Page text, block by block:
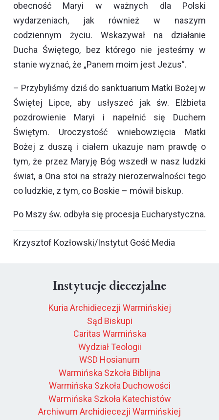
obecność Maryi w ważnych dla Polski
wydarzeniach, jak również w naszym
codziennym życiu. Wskazywał na działanie
Ducha Świętego, bez którego nie jesteśmy w
stanie wyznać, że „Panem moim jest Jezus”.
– Przybyliśmy dziś do sanktuarium Matki Bożej w
Świętej Lipce, aby usłyszeć jak św. Elżbieta
pozdrowienie Maryi i napełnić się Duchem
Świętym. Uroczystość wniebowzięcia Matki
Bożej z duszą i ciałem ukazuje nam prawdę o
tym, że przez Maryję Bóg wszedł w nasz ludzki
świat, a Ona stoi na straży nierozerwalności tego
co ludzkie, z tym, co Boskie – mówił biskup.
Po Mszy św. odbyła się procesja Eucharystyczna.
Krzysztof Kozłowski/Instytut Gość Media
Instytucje diecezjalne
Kuria Archidiecezji Warmińskiej
Sąd Biskupi
Caritas Warmińska
Wydział Teologii
WSD Hosianum
Warmińska Szkoła Biblijna
Warmińska Szkoła Duchowości
Warmińska Szkoła Katechistów
Archiwum Archidiecezji Warmińskiej